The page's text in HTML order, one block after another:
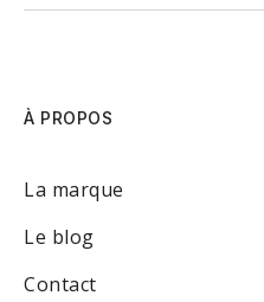
À PROPOS
La marque
Le blog
Contact